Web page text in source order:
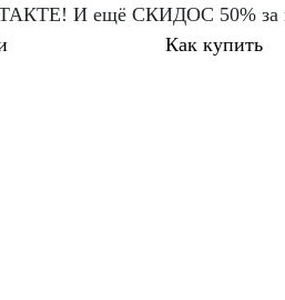
И ещё СКИДОС 50% за
Как купить